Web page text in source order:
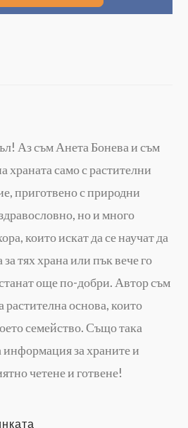
Аз съм Анета Бонева и съм
храната само с растителни
приготвено с природни
но и много
които искат да се научат да
тях храна или пък вече го
още по-добри. Автор съм
растителна основа, които
семейство. Също така
информация за храните и
четене и готвене!